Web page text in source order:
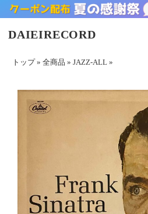
DAIEIRECORD
トップ» 全商品 » JAZZ-ALL »